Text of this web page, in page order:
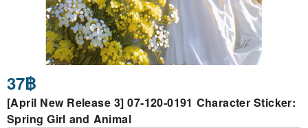
37฿
[April New Release 3] 07-120-0191 Character Sticker:
Spring Girl and Animal